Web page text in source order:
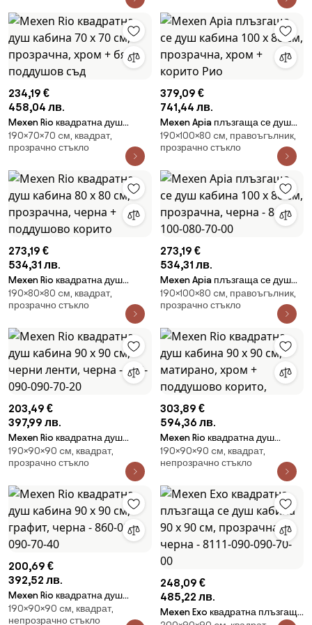
234,19 €
458,04 лв.
Mexen Rio квадратна душ
кабина 70 x 70 см, прозрачна,
хром + бял поддушов съд
190×70×70 cм, квадрат,
прозрачно стъкло
379,09 €
741,44 лв.
Mexen Apia плъзгаща се душ
кабина 100 x 80 см, прозрачна,
хром + корито Рио
190×100×80 cм, правоъгълник,
прозрачно стъкло
273,19 €
534,31 лв.
Mexen Rio квадратна душ
кабина 80 x 80 см, прозрачна,
черна + поддушово корито
190×80×80 cм, квадрат,
прозрачно стъкло
273,19 €
534,31 лв.
Mexen Apia плъзгаща се душ
кабина 100 x 80 см, прозрачна,
черна - 840-100-080-70-00
190×100×80 cм, правоъгълник,
прозрачно стъкло
203,49 €
397,99 лв.
Mexen Rio квадратна душ
кабина 90 x 90 см, черни
ленти, черна - 860-090-090-
190×90×90 cм, квадрат,
прозрачно стъкло
303,89 €
594,36 лв.
Mexen Rio квадратна душ
кабина 90 x 90 см, матирано,
хром + поддушово корито,
190×90×90 cм, квадрат,
непрозрачно стъкло
200,69 €
392,52 лв.
Mexen Rio квадратна душ
кабина 90 x 90 см, графит,
190×90×90 cм, квадрат,
непрозрачно стъкло
248,09 €
485,22 лв.
Mexen Exo квадратна плъзгаща